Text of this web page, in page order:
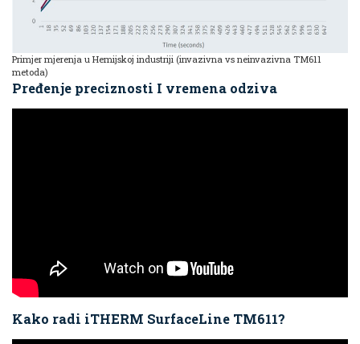
Primjer mjerenja u Hemijskoj industriji (invazivna vs neinvazivna TM611
metoda)
Pređenje preciznosti I vremena odziva
Kako radi iTHERM SurfaceLine TM611?